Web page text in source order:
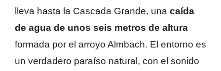
lleva hasta la Cascada Grande, una caída
de agua de unos seis metros de altura
formada por el arroyo Almbach. El entorno es
un verdadero paraíso natural, con el sonido